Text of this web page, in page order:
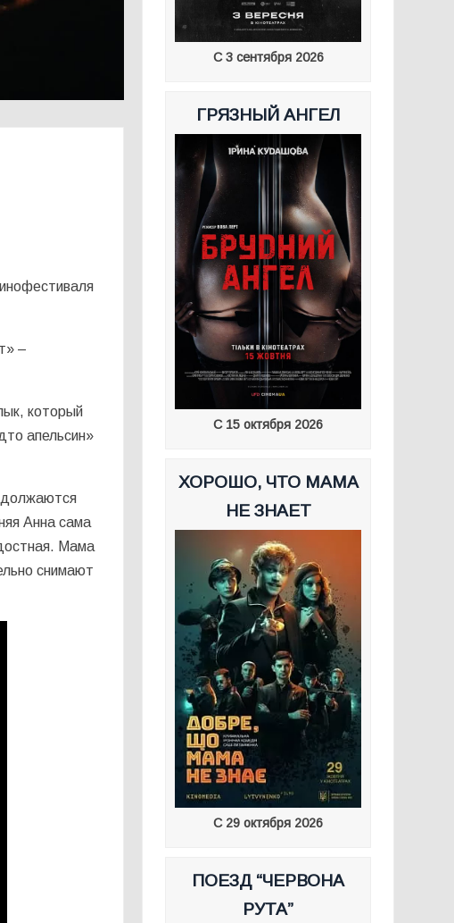
–
который
апельсин»
Анна сама
Мама
снимают
С 3 сентября 2026
ГРЯЗНЫЙ АНГЕЛ
С 15 октября 2026
ХОРОШО, ЧТО МАМА
НЕ ЗНАЕТ
С 29 октября 2026
ПОЕЗД “ЧЕРВОНА
РУТА”